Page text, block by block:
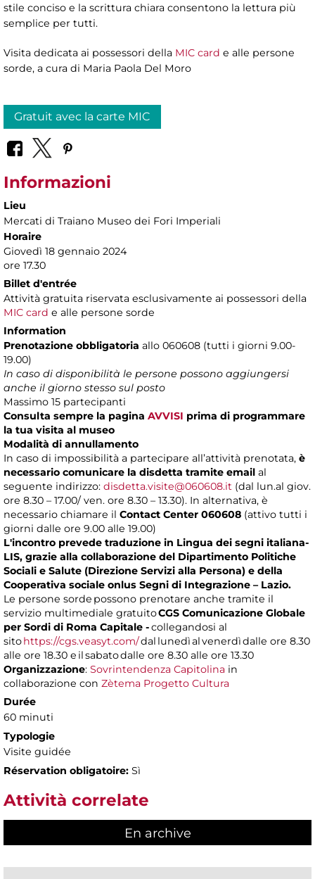
stile conciso e la scrittura chiara consentono la lettura più
semplice per tutti.
Visita dedicata ai possessori della MIC card e alle persone
sorde, a cura di Maria Paola Del Moro
Gratuit avec la carte MIC
Informazioni
Lieu
Mercati di Traiano Museo dei Fori Imperiali
Horaire
Giovedì 18 gennaio 2024
ore 17.30
Billet d'entrée
Attività gratuita riservata esclusivamente ai possessori della
MIC card e alle persone sorde
Information
Prenotazione obbligatoria allo 060608 (tutti i giorni 9.00-
19.00)
In caso di disponibilità le persone possono aggiungersi
anche il giorno stesso sul posto
Massimo 15 partecipanti
Consulta sempre la pagina AVVISI prima di programmare
la tua visita al museo
Modalità di annullamento
In caso di impossibilità a partecipare all’attività prenotata, è
necessario comunicare la disdetta tramite email al
seguente indirizzo: disdetta.visite@060608.it (dal lun.al giov.
ore 8.30 – 17.00/ ven. ore 8.30 – 13.30). In alternativa, è
necessario chiamare il Contact Center 060608 (attivo tutti i
giorni dalle ore 9.00 alle 19.00)
L'incontro prevede traduzione in Lingua dei segni italiana-
LIS, grazie alla collaborazione del Dipartimento Politiche
Sociali e Salute (Direzione Servizi alla Persona) e della
Cooperativa sociale onlus Segni di Integrazione – Lazio.
Le persone sorde possono prenotare anche tramite il
servizio multimediale gratuitoCGS Comunicazione Globale
per Sordi di Roma Capitale -collegandosi al
sitohttps://cgs.veasyt.com/dal lunedì al venerdì dalle ore 8.30
alle ore 18.30 e il sabato dalle ore 8.30 alle ore 13.30
Organizzazione: Sovrintendenza Capitolina in
collaborazione con Zètema Progetto Cultura
Durée
60 minuti
Typologie
Visite guidée
Réservation obligatoire: Sì
Attività correlate
En archive